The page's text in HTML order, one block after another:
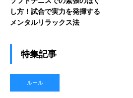
し方！試合で実力を発揮する
メンタルリラックス法
特集記事
ルール